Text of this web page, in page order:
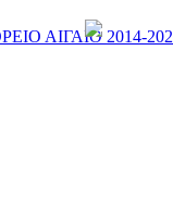
ΑΙΓΑΙΟ 2014-